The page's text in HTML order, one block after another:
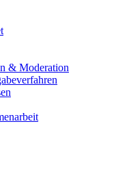
& Moderation